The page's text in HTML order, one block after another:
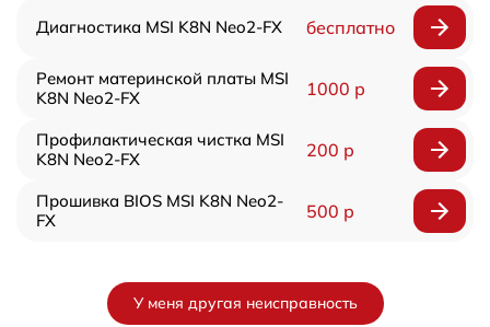
Диагностика MSI K8N Neo2-FX бесплатно
Ремонт материнской платы MSI
K8N Neo2-FX
1000 р
Профилактическая чистка MSI
K8N Neo2-FX
200 р
Прошивка BIOS MSI K8N Neo2-
FX
500 р
У меня другая неисправность